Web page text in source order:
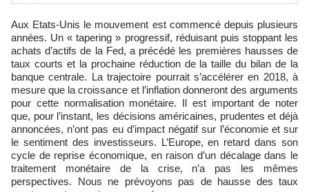
Aux Etats-Unis le mouvement est commencé depuis plusieurs
années. Un « tapering » progressif, réduisant puis stoppant les
achats d’actifs de la Fed, a précédé les premières hausses de
taux courts et la prochaine réduction de la taille du bilan de la
banque centrale. La trajectoire pourrait s’accélérer en 2018, à
mesure que la croissance et l’inflation donneront des arguments
pour cette normalisation monétaire. Il est important de noter
que, pour l’instant, les décisions américaines, prudentes et déjà
annoncées, n’ont pas eu d’impact négatif sur l’économie et sur
le sentiment des investisseurs. L’Europe, en retard dans son
cycle de reprise économique, en raison d’un décalage dans le
traitement monétaire de la crise, n’a pas les mêmes
perspectives. Nous ne prévoyons pas de hausse des taux